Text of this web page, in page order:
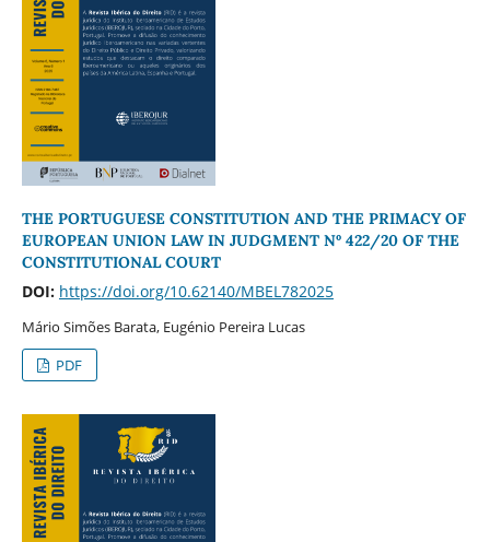
THE PORTUGUESE CONSTITUTION AND THE PRIMACY OF
EUROPEAN UNION LAW IN JUDGMENT Nº 422/20 OF THE
CONSTITUTIONAL COURT
DOI: https://doi.org/10.62140/MBEL782025
Mário Simões Barata, Eugénio Pereira Lucas
PDF